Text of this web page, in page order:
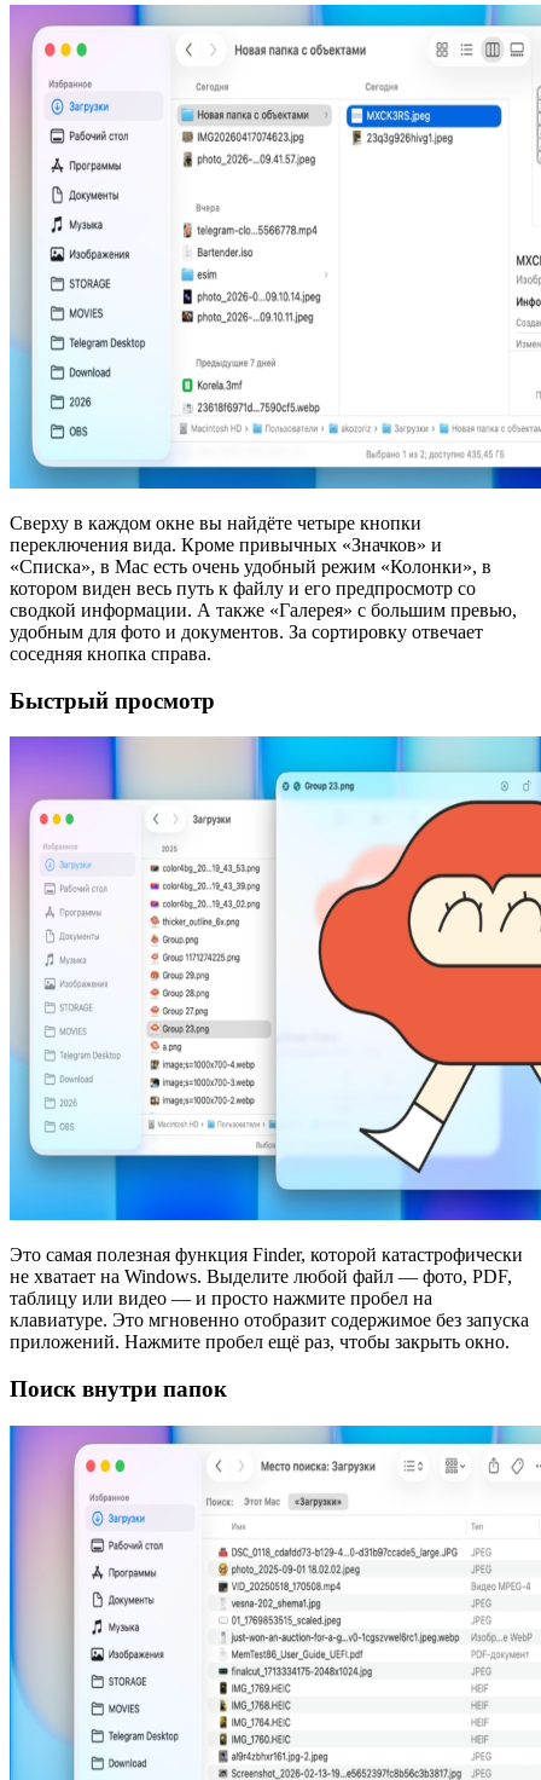
Сверху в каждом окне вы найдёте четыре кнопки
переключения вида. Кроме привычных «Значков» и
«Списка», в Mac есть очень удобный режим «Колонки», в
котором виден весь путь к файлу и его предпросмотр со
сводкой информации. А также «Галерея» с большим превью,
удобным для фото и документов. За сортировку отвечает
соседняя кнопка справа.
Быстрый просмотр
Это самая полезная функция Finder, которой катастрофически
не хватает на Windows. Выделите любой файл — фото, PDF,
таблицу или видео — и просто нажмите пробел на
клавиатуре. Это мгновенно отобразит содержимое без запуска
приложений. Нажмите пробел ещё раз, чтобы закрыть окно.
Поиск внутри папок